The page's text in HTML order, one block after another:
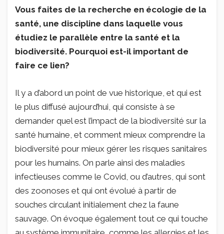
Vous faites de la recherche en écologie de la
santé, une discipline dans laquelle vous
étudiez le parallèle entre la santé et la
biodiversité. Pourquoi est-il important de
faire ce lien?
Il y a d’abord un point de vue historique, et qui est
le plus diffusé aujourd’hui, qui consiste à se
demander quel est l’impact de la biodiversité sur la
santé humaine, et comment mieux comprendre la
biodiversité pour mieux gérer les risques sanitaires
pour les humains. On parle ainsi des maladies
infectieuses comme le Covid, ou d’autres, qui sont
des zoonoses et qui ont évolué à partir de
souches circulant initialement chez la faune
sauvage. On évoque également tout ce qui touche